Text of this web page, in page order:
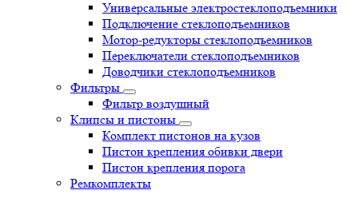
Универсальные электростеклоподъемники
Подключение стеклоподъемников
Мотор-редукторы стеклоподъемников
Переключатели стеклоподъемников
Доводчики стеклоподъемников
Фильтры
Фильтр воздушный
Клипсы и пистоны
Комплект пистонов на кузов
Пистон крепления обивки двери
Пистон крепления порога
Ремкомплекты